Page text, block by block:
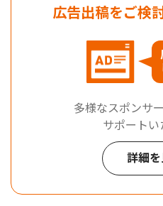
広告出稿をご検
多様なスポンサ
サポートい
詳細を